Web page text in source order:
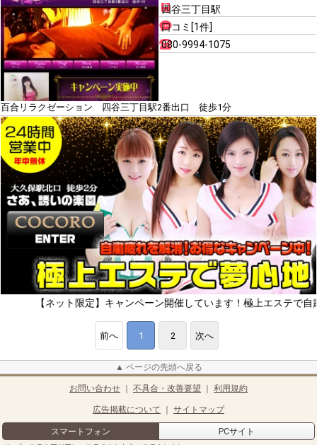
四谷三丁目駅
口コミ[1件]
080-9994-1075
百合リラクゼーション 四谷三丁目駅2番出口 徒歩1分
ット限定】キャンペーン開催しています！極上エステで自粛疲れを
前へ 1 2 次へ
▲ ページの先頭へ戻る
お問い合わせ ｜ 不具合・改善要望 ｜ 利用規約
広告掲載について ｜ サイトマップ
スマートフォン PCサイト